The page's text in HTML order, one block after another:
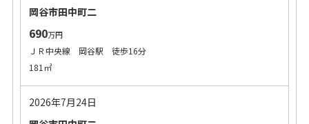
岡谷市田中町二
690万円
ＪＲ中央線 岡谷駅 徒歩16分
181㎡
2026年7月24日